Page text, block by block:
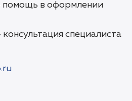
помощь в оформлении
консультация специалиста